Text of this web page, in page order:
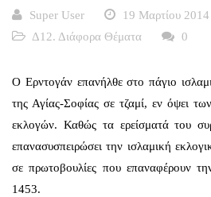
Super User
19 Μαρτίου 2014
Δ12. Διάφορα Θέματα
0
Ο Ερντογάν επανήλθε στο πάγιο
της Αγίας-Σοφίας σε τζαμί, εν όψει
εκλογών. Καθώς τα ερείσματά του
επανασυσπειρώσει την ισλαμική
σε πρωτοβουλίες που επαναφέρουν
1453.